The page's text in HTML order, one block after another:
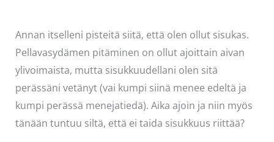
Annan itselleni pisteitä siitä, että olen ollut sisukas.
Pellavasydämen pitäminen on ollut ajoittain aivan
ylivoimaista, mutta sisukkuudellani olen sitä
perässäni vetänyt (vai kumpi siinä menee edeltä ja
kumpi perässä menejatiedä). Aika ajoin ja niin myös
tänään tuntuu siltä, että ei taida sisukkuus riittää?